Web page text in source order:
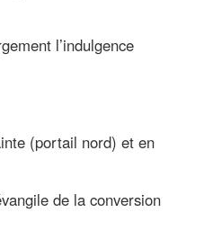
l’indulgence
(portail nord) et en
de la conversion